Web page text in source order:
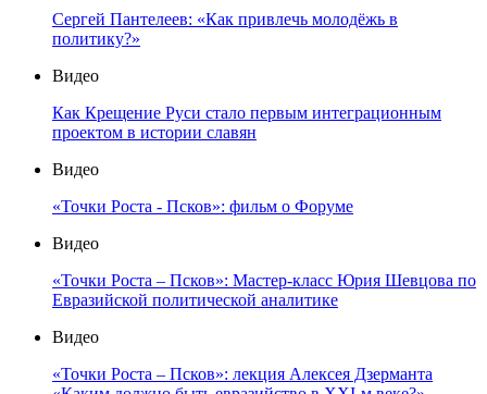
Сергей Пантелеев: «Как привлечь молодёжь в
политику?»
Видео
Как Крещение Руси стало первым интеграционным
проектом в истории славян
Видео
«Точки Роста - Псков»: фильм о Форуме
Видео
«Точки Роста – Псков»: Мастер-класс Юрия Шевцова по
Евразийской политической аналитике
Видео
«Точки Роста – Псков»: лекция Алексея Дзерманта